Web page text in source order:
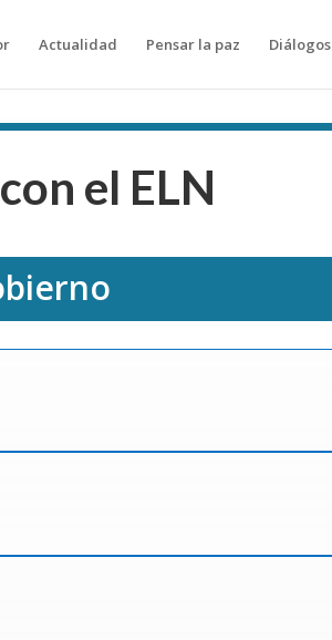
Actualidad Pensar la paz Diálogos
el ELN